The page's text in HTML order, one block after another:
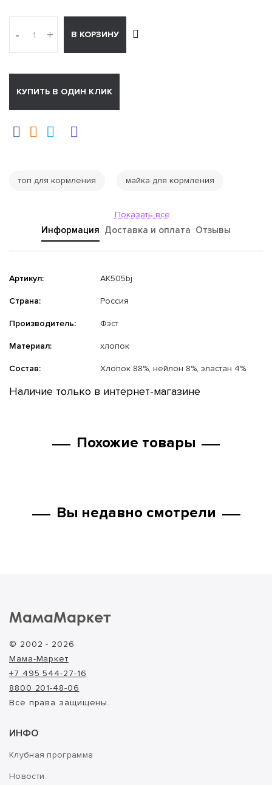
- + В КОРЗИНУ
КУПИТЬ В ОДИН КЛИК
топ для кормления майка для кормления
Показать все
Информация Доставка и оплата Отзывы
Артикул: АК505bj
Страна: Россия
Производитель: Фэст
Материал: хлопок
Состав: Хлопок 88%, нейлон 8%, эластан 4%
Наличие только в интернет-магазине
Похожие товары
Вы недавно смотрели
МамаМаркет
© 2002 - 2026
Мама-Маркет
+7 495 544-27-16
8800 201-48-06
Все права защищены.
ИНФО
Клубная программа
Новости